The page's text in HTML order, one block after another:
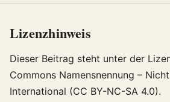
Lizenzhinweis
Dieser Beitrag steht unter der
Commons Namensnennung –
International (CC BY-NC-SA 4.0).